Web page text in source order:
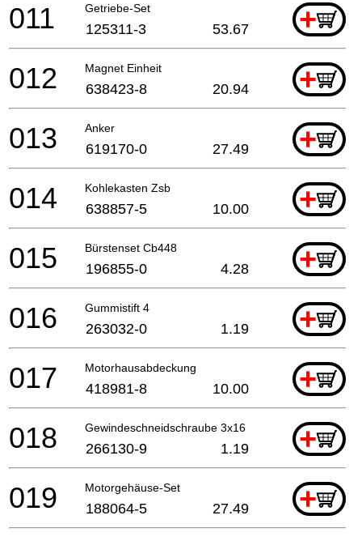
Getriebe-Set +
011 125311-3 53.67
Magnet Einheit +
012 638423-8 20.94
Anker +
013 619170-0 27.49
Kohlekasten Zsb +
014 638857-5 10.00
Bürstenset Cb448 +
015 196855-0 4.28
Gummistift 4 +
016 263032-0 1.19
Motorhausabdeckung +
017 418981-8 10.00
Gewindeschneidschraube 3x16 +
018 266130-9 1.19
Motorgehäuse-Set +
019 188064-5 27.49